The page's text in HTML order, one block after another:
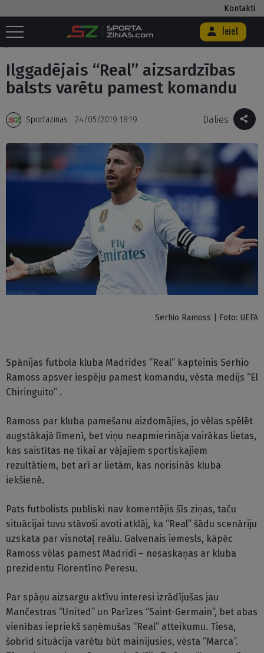
Kontakti
Ieiet
Sākums / Ilggadējais “Real” aizsardzības balsts varētu
Ilggadējais “Real” aizsardzības
balsts varētu pamest komandu
Sportazinas 24/05/2019 18:19 Dalies
Serhio Ramoss | Foto: UEFA
Spānijas futbola kluba Madrides “Real” kapteinis Serhio
Ramoss apsver iespēju pamest komandu, vēsta medijs “El
Chiringuito” .
Ramoss par kluba pamešanu aizdomājies, jo vēlas spēlēt
augstākajā līmenī, bet viņu neapmierināja vairākas lietas,
kas saistītas ne tikai ar vājajiem sportiskajiem
rezultātiem, bet arī ar lietām, kas norisinās kluba
iekšienē.
Pats futbolists publiski nav komentējis šīs ziņas, taču
situācijai tuvu stāvoši avoti atklāj, ka “Real” šādu scenāriju
uzskata par visnotaļ reālu. Galvenais iemesls, kāpēc
Ramoss vēlas pamest Madridi – nesaskaņas ar kluba
prezidentu Florentīno Peresu.
Par spāņu aizsargu aktīvu interesi izrādījušas jau
Mančestras “United” un Parīzes “Saint-Germain”, bet abas
vienības iepriekš saņēmušas “Real” atteikumu. Tiesa,
šobrīd situācija varētu būt mainījusies, vēsta “Marca”.